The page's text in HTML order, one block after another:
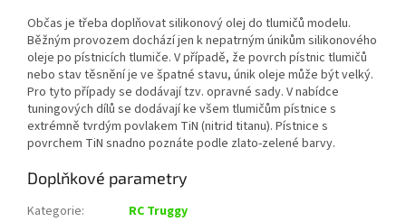
Občas je třeba doplňovat silikonový olej do tlumičů modelu.
Běžným provozem dochází jen k nepatrným únikům silikonového
oleje po pístnicích tlumiče. V případě, že povrch pístnic tlumičů
nebo stav těsnění je ve špatné stavu, únik oleje může být velký.
Pro tyto případy se dodávají tzv. opravné sady. V nabídce
tuningových dílů se dodávají ke všem tlumičům pístnice s
extrémně tvrdým povlakem TiN (nitrid titanu). Pístnice s
povrchem TiN snadno poznáte podle zlato-zelené barvy.
Doplňkové parametry
Kategorie:
RC Truggy